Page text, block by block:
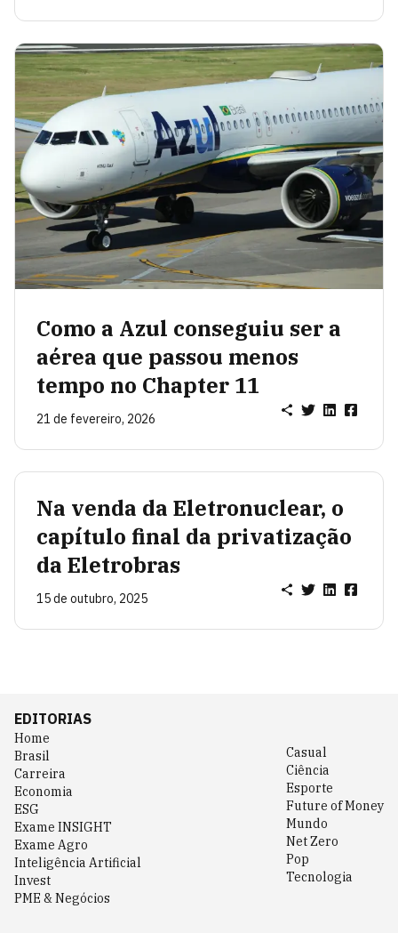
Como a Azul conseguiu ser a
aérea que passou menos
tempo no Chapter 11
21 de fevereiro, 2026
Na venda da Eletronuclear, o
capítulo final da privatização
da Eletrobras
15 de outubro, 2025
EDITORIAS
Home
Brasil
Carreira
Economia
ESG
Exame INSIGHT
Exame Agro
Inteligência Artificial
Invest
PME & Negócios
Casual
Ciência
Esporte
Future of Money
Mundo
Net Zero
Pop
Tecnologia